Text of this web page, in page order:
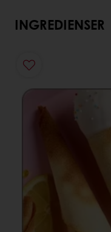
INGREDIENSER